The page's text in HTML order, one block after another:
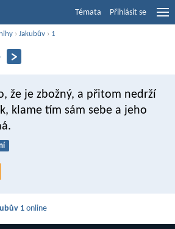
Témata Přihlásit se
›Jakubův › 1
že je zbožný, a přitom nedrží
klame tím sám sebe a jeho
1 online